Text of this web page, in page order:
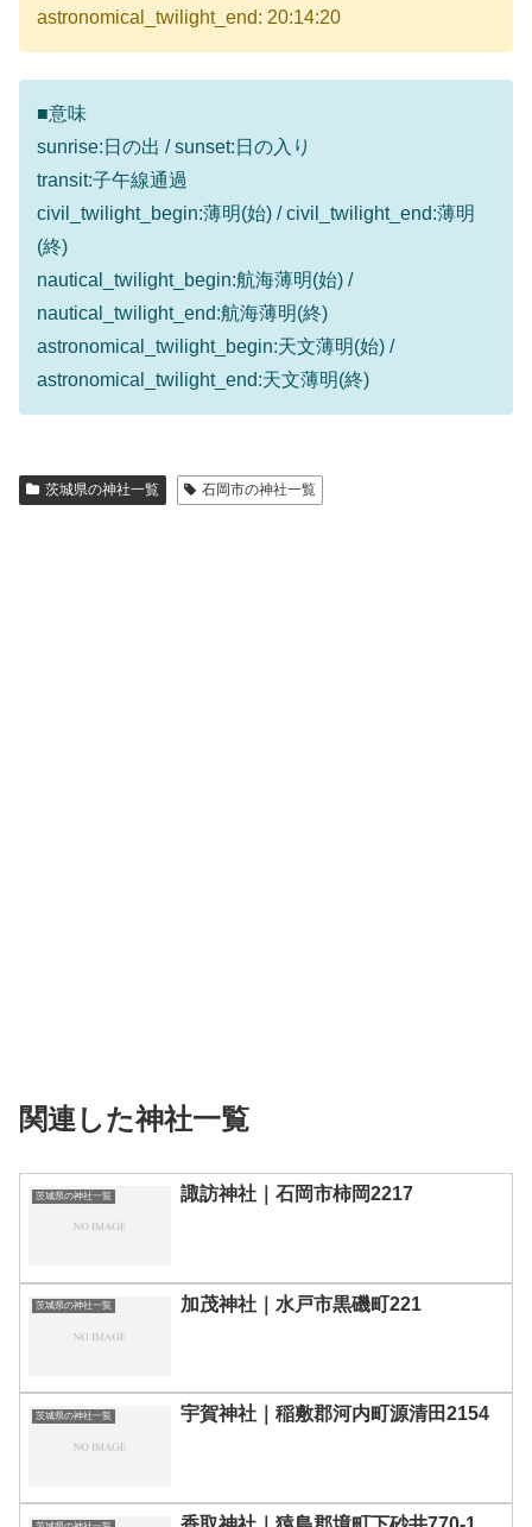
astronomical_twilight_end: 20:14:20
■意味
sunrise:日の出 / sunset:日の入り
transit:子午線通過
civil_twilight_begin:薄明(始) / civil_twilight_end:薄明
(終)
nautical_twilight_begin:航海薄明(始) /
nautical_twilight_end:航海薄明(終)
astronomical_twilight_begin:天文薄明(始) /
astronomical_twilight_end:天文薄明(終)
茨城県の神社一覧 石岡市の神社一覧
関連した神社一覧
茨城県の神社一覧 諏訪神社｜石岡市柿岡2217
茨城県の神社一覧 加茂神社｜水戸市黒磯町221
茨城県の神社一覧 宇賀神社｜稲敷郡河内町源清田2154